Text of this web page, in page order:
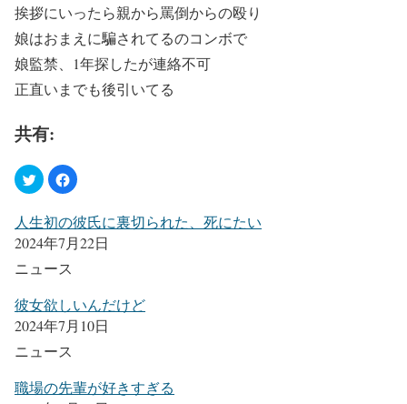
挨拶にいったら親から罵倒からの殴り
娘はおまえに騙されてるのコンボで
娘監禁、1年探したが連絡不可
正直いまでも後引いてる
共有:
人生初の彼氏に裏切られた、死にたい
2024年7月22日
ニュース
彼女欲しいんだけど
2024年7月10日
ニュース
職場の先輩が好きすぎる